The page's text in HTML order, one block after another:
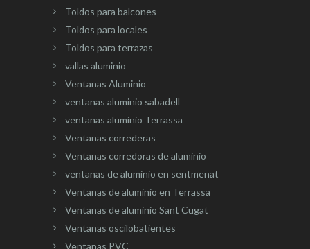
Toldos para balcones
Toldos para locales
Toldos para terrazas
vallas aluminio
Ventanas Aluminio
ventanas aluminio sabadell
ventanas aluminio Terrassa
Ventanas correderas
Ventanas corredoras de aluminio
ventanas de aluminio en sentmenat
Ventanas de aluminio en Terrassa
Ventanas de aluminio Sant Cugat
Ventanas oscilobatientes
Ventanas PVC